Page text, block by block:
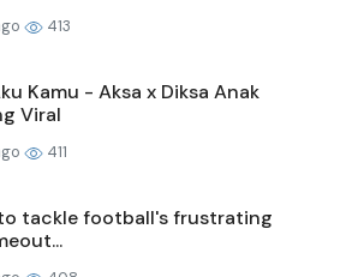
413
Kamu - Aksa x Diksa Anak
Viral
411
tackle football's frustrating